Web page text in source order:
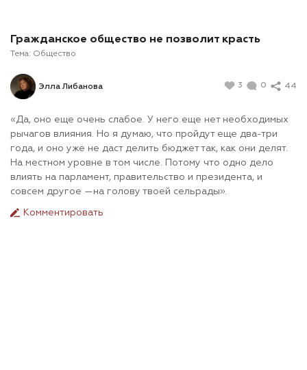
Гражданское общество не позволит красть
Тема: Общество
Элла Либанова 3 0 44
«Да, оно еще очень слабое. У него еще нет необходимых
рычагов влияния. Но я думаю, что пройдут еще два-три
года, и оно уже не даст делить бюджет так, как они делят.
На местном уровне в том числе. Потому что одно дело
влиять на парламент, правительство и президента, и
совсем другое —на голову твоей сельрады».
Комментировать